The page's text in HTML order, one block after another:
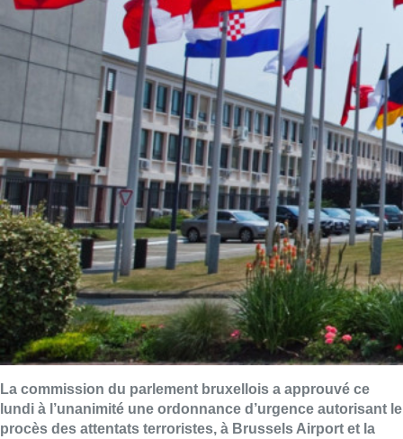
La commission du parlement bruxellois a approuvé ce
lundi à l’unanimité une ordonnance d’urgence autorisant le
procès des attentats terroristes, à Brussels Airport et la